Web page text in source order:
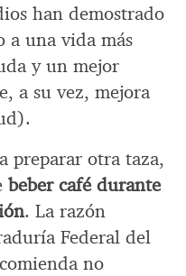
han demostrado
a una vida más
y un mejor
a su vez, mejora
preparar otra taza,
beber café durante
. La razón
Federal del
no